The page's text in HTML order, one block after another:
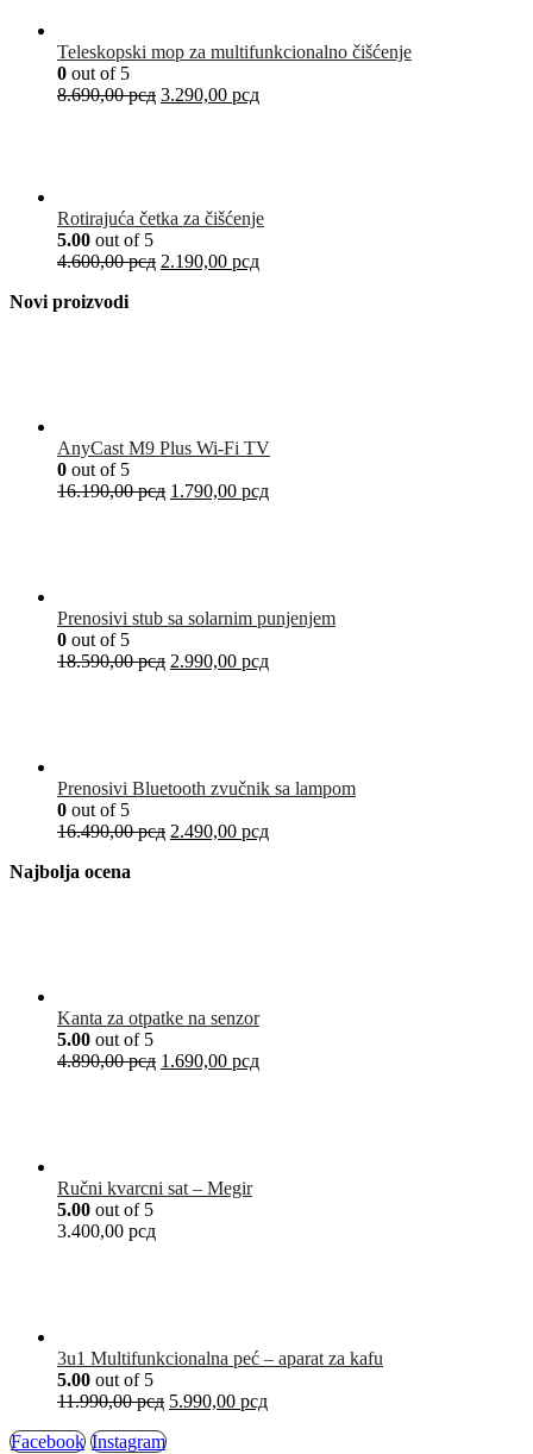
Teleskopski mop za multifunkcionalno čišćenje
0 out of 5
8.690,00рсд 3.290,00 рсд
Rotirajuća četka za čišćenje
5.00 out of 5
4.600,00рсд 2.190,00 рсд
Novi proizvodi
AnyCast M9 Plus Wi-Fi TV
0 out of 5
16.190,00рсд 1.790,00 рсд
Prenosivi stub sa solarnim punjenjem
0 out of 5
18.590,00рсд 2.990,00 рсд
Prenosivi Bluetooth zvučnik sa lampom
0 out of 5
16.490,00рсд 2.490,00 рсд
Najbolja ocena
Kanta za otpatke na senzor
5.00 out of 5
4.890,00рсд 1.690,00 рсд
Ručni kvarcni sat – Megir
5.00 out of 5
3.400,00 рсд
3u1 Multifunkcionalna peć – aparat za kafu
5.00 out of 5
11.990,00рсд 5.990,00 рсд
Facebook Instagram